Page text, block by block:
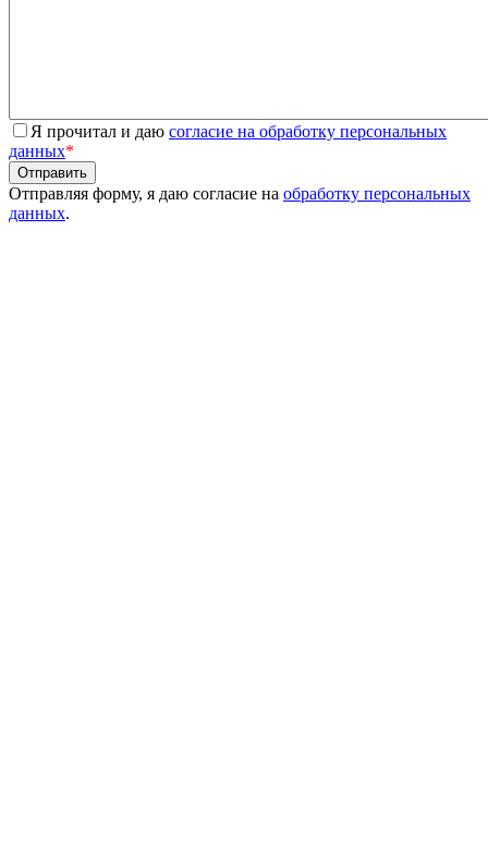
Я прочитал и даю согласие на обработку персональных
данных*
Отправляя форму, я даю согласие на обработку персональных
данных.